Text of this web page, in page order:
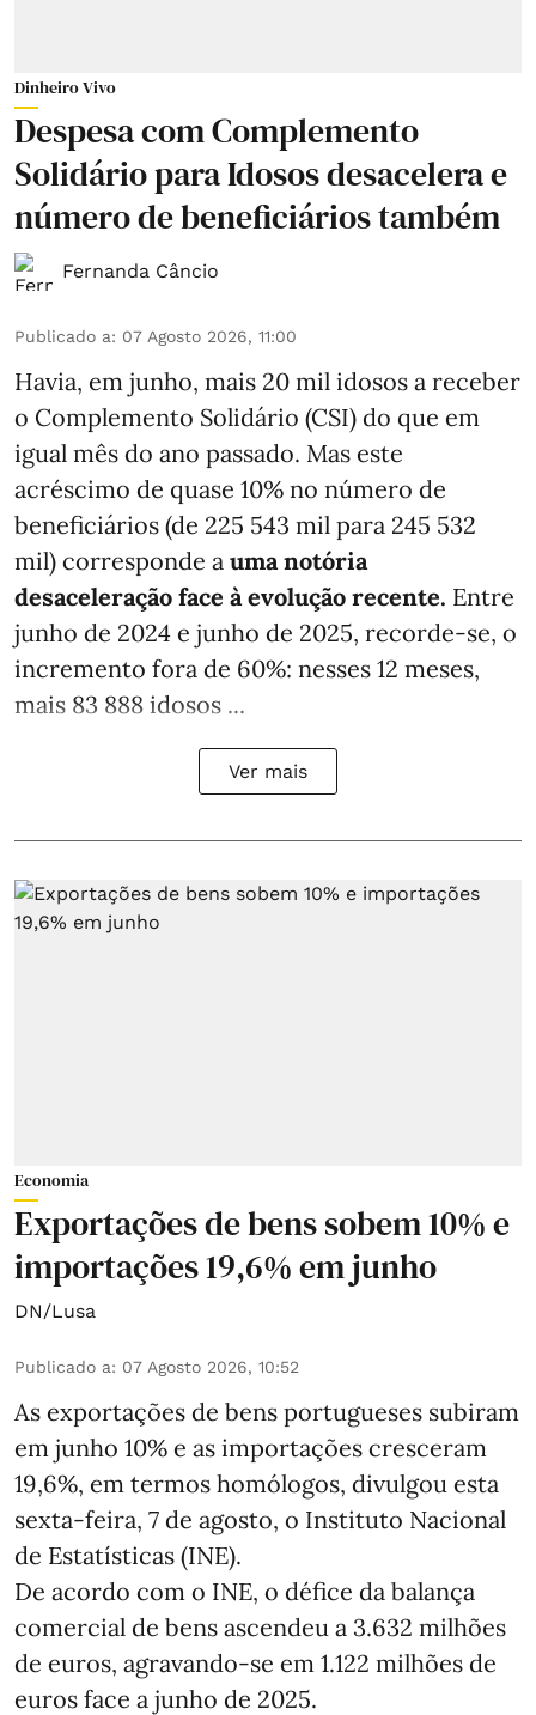
Dinheiro Vivo
Despesa com Complemento
Solidário para Idosos desacelera e
número de beneficiários também
Fernanda Câncio
Publicado a: 07 Agosto 2026, 11:00
Havia, em junho, mais 20 mil idosos a receber
o Complemento Solidário (CSI) do que em
igual mês do ano passado. Mas este
acréscimo de quase 10% no número de
beneficiários (de 225 543 mil para 245 532
mil) corresponde a uma notória
desaceleração face à evolução recente. Entre
junho de 2024 e junho de 2025, recorde-se, o
incremento fora de 60%: nesses 12 meses,
mais 83 888 idosos ...
Ver mais
Economia
Exportações de bens sobem 10% e
importações 19,6% em junho
DN/Lusa
Publicado a: 07 Agosto 2026, 10:52
As exportações de bens portugueses subiram
em junho 10% e as importações cresceram
19,6%, em termos homólogos, divulgou esta
sexta-feira, 7 de agosto, o Instituto Nacional
de Estatísticas (INE).
De acordo com o INE, o défice da balança
comercial de bens ascendeu a 3.632 milhões
de euros, agravando-se em 1.122 milhões de
euros face a junho de 2025.